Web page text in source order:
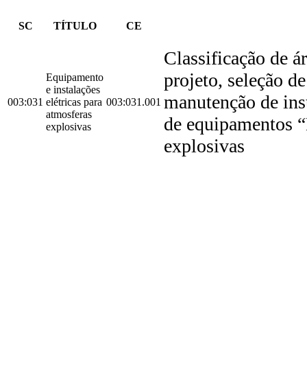
SC TÍTULO CE
003:031
Equipamento
e instalações
elétricas para
atmosferas
explosivas
003:031.001
Classificação de
projeto, seleção
manutenção de
de equipamentos
explosivas